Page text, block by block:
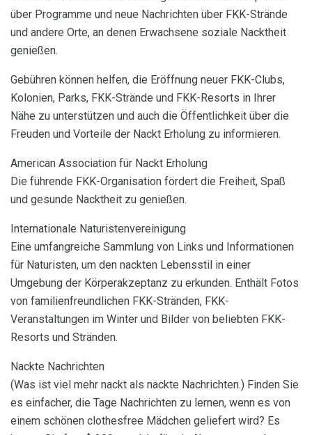
über Programme und neue Nachrichten über FKK-Strände
und andere Orte, an denen Erwachsene soziale Nacktheit
genießen.
Gebühren können helfen, die Eröffnung neuer FKK-Clubs,
Kolonien, Parks, FKK-Strände und FKK-Resorts in Ihrer
Nähe zu unterstützen und auch die Öffentlichkeit über die
Freuden und Vorteile der Nackt Erholung zu informieren.
American Association für Nackt Erholung
Die führende FKK-Organisation fördert die Freiheit, Spaß
und gesunde Nacktheit zu genießen.
Internationale Naturistenvereinigung
Eine umfangreiche Sammlung von Links und Informationen
für Naturisten, um den nackten Lebensstil in einer
Umgebung der Körperakzeptanz zu erkunden. Enthält Fotos
von familienfreundlichen FKK-Stränden, FKK-
Veranstaltungen im Winter und Bilder von beliebten FKK-
Resorts und Stränden.
Nackte Nachrichten
(Was ist viel mehr nackt als nackte Nachrichten.) Finden Sie
es einfacher, die Tage Nachrichten zu lernen, wenn es von
einem schönen clothesfree Mädchen geliefert wird? Es